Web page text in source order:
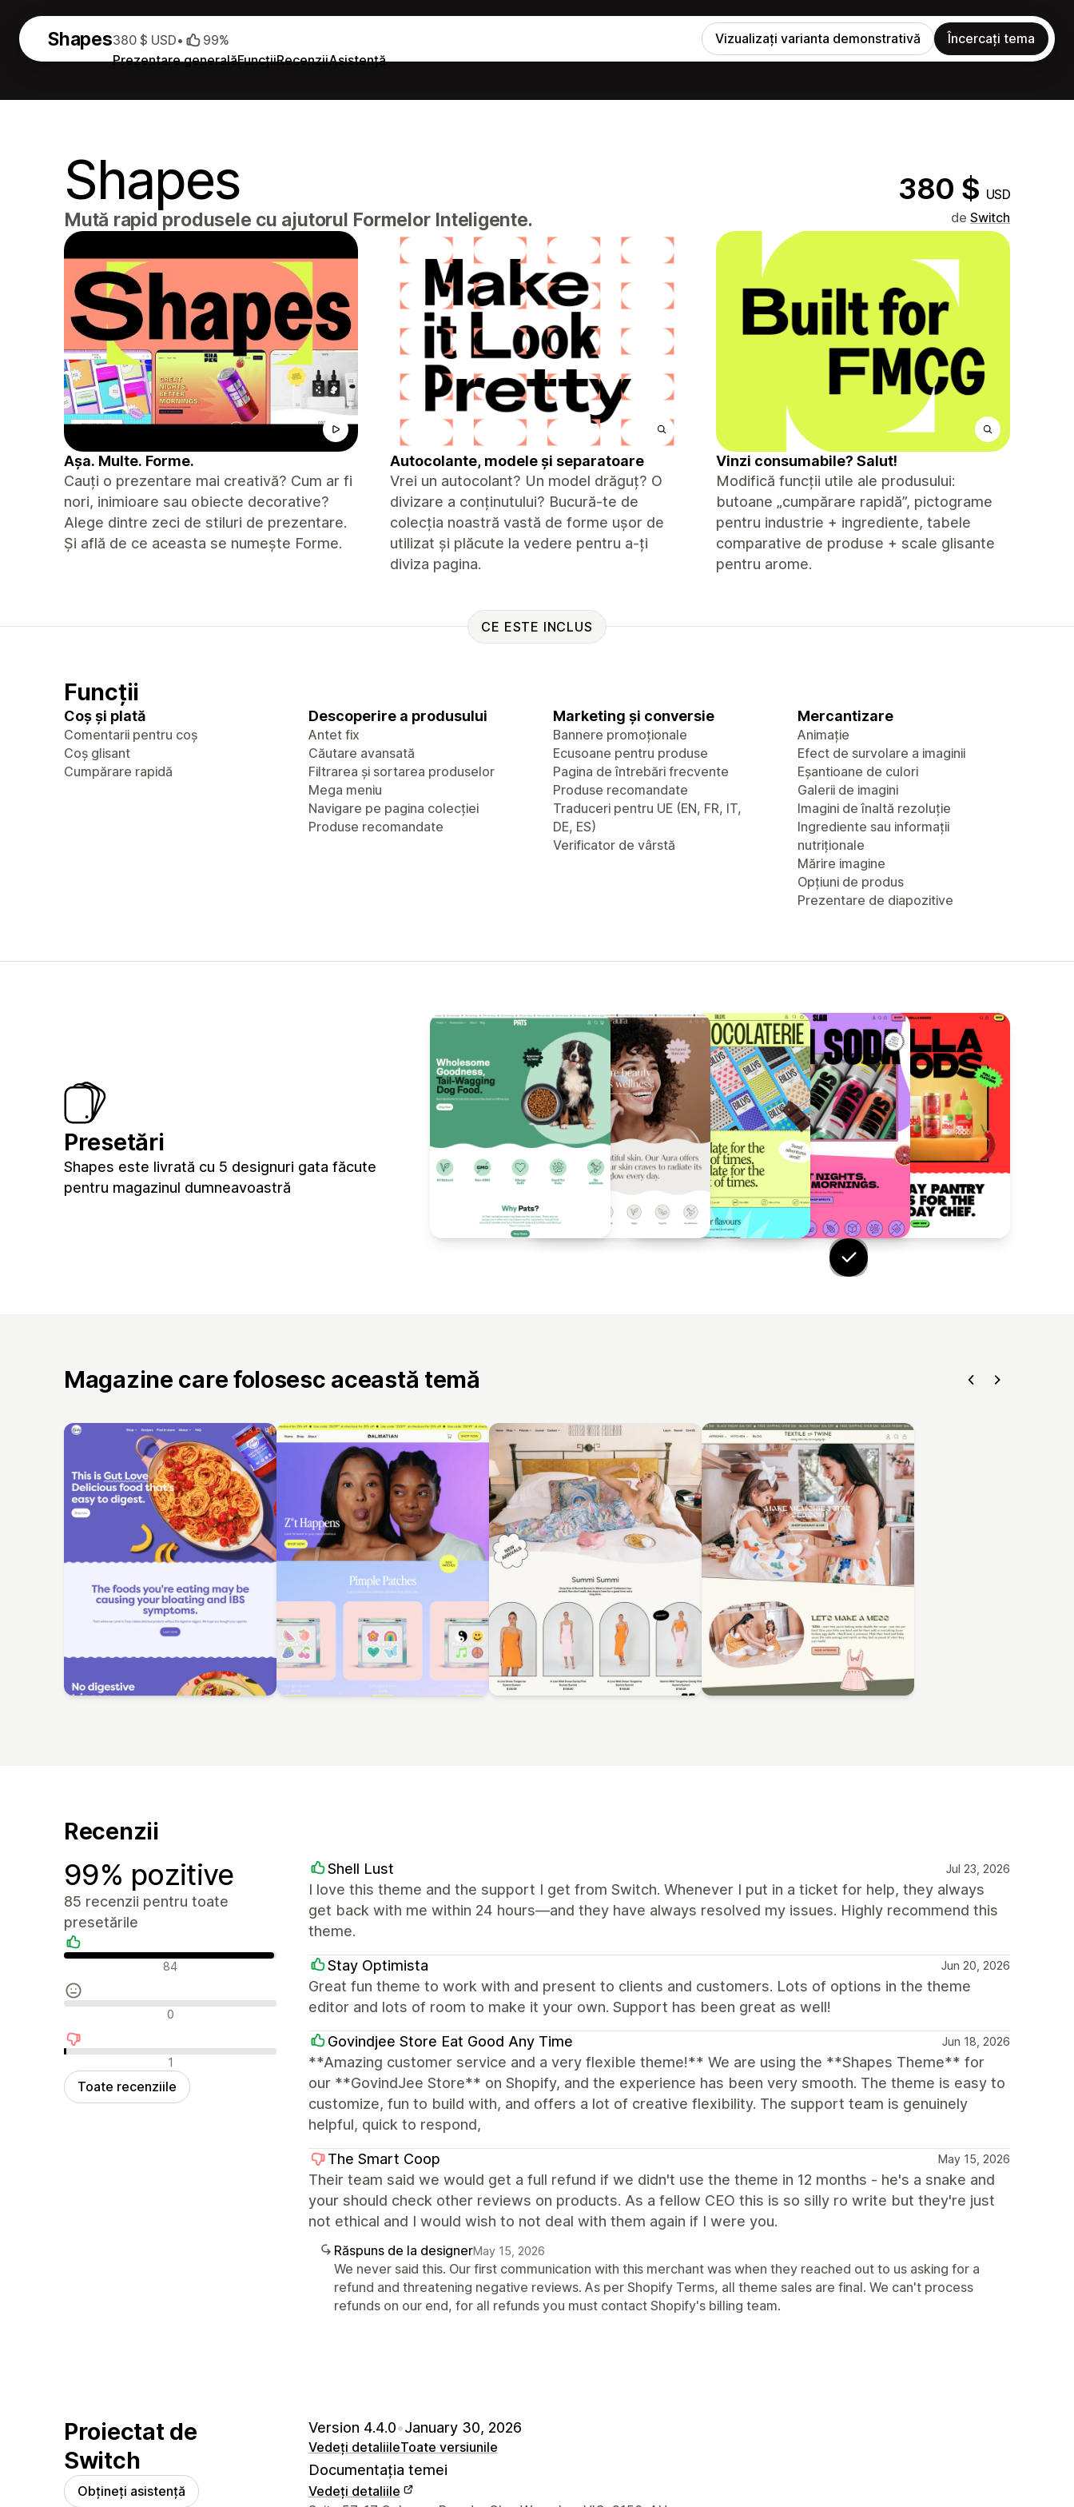
Shapes
Prezentare generalăFuncțiiRecenziiAsistență
380 $ USD• 99% Vizualizați varianta demonstrativă Încercați tema
Shapes 380 $ USD
Mută ​​rapid produsele cu ajutorul Formelor Inteligente. de Switch
Așa. Multe. Forme.
Cauți o prezentare mai creativă? Cum ar fi
nori, inimioare sau obiecte decorative?
Alege dintre zeci de stiluri de prezentare.
Și află de ce aceasta se numește Forme.
Autocolante, modele și separatoare
Vrei un autocolant? Un model drăguț? O
divizare a conținutului? Bucură-te de
colecția noastră vastă de forme ușor de
utilizat și plăcute la vedere pentru a-ți
diviza pagina.
Vinzi consumabile? Salut!
Modifică funcții utile ale produsului:
butoane „cumpărare rapidă”, pictograme
pentru industrie + ingrediente, tabele
comparative de produse + scale glisante
pentru arome.
CE ESTE INCLUS
Funcții
Coș și plată
Comentarii pentru coș
Coș glisant
Cumpărare rapidă
Descoperire a produsului
Antet fix
Căutare avansată
Filtrarea și sortarea produselor
Mega meniu
Navigare pe pagina colecției
Produse recomandate
Marketing și conversie
Bannere promoționale
Ecusoane pentru produse
Pagina de întrebări frecvente
Produse recomandate
Traduceri pentru UE (EN, FR, IT,
DE, ES)
Verificator de vârstă
Mercantizare
Animație
Efect de survolare a imaginii
Eșantioane de culori
Galerii de imagini
Imagini de înaltă rezoluție
Ingrediente sau informații
nutriționale
Mărire imagine
Opțiuni de produs
Prezentare de diapozitive
Presetări
Shapes este livrată cu 5 designuri gata făcute
pentru magazinul dumneavoastră
Magazine care folosesc această temă
Recenzii
99% pozitive
85 recenzii pentru toate
presetările
Recenzii pozitive84
Recenzii neutre 0
Recenzii negative1
Toate recenziile
Shell Lust Jul 23, 2026
I love this theme and the support I get from Switch. Whenever I put in a ticket for help, they always
get back with me within 24 hours—and they have always resolved my issues. Highly recommend this
theme.
Stay Optimista Jun 20, 2026
Great fun theme to work with and present to clients and customers. Lots of options in the theme
editor and lots of room to make it your own. Support has been great as well!
Govindjee Store Eat Good Any Time Jun 18, 2026
**Amazing customer service and a very flexible theme!** We are using the **Shapes Theme** for
our **GovindJee Store** on Shopify, and the experience has been very smooth. The theme is easy to
customize, fun to build with, and offers a lot of creative flexibility. The support team is genuinely
helpful, quick to respond,
The Smart Coop May 15, 2026
Their team said we would get a full refund if we didn't use the theme in 12 months - he's a snake and
your should check other reviews on products. As a fellow CEO this is so silly ro write but they're just
not ethical and I would wish to not deal with them again if I were you.
Răspuns de la designerMay 15, 2026
We never said this. Our first communication with this merchant was when they reached out to us asking for a
refund and threatening negative reviews. As per Shopify Terms, all theme sales are final. We can't process
refunds on our end, for all refunds you must contact Shopify's billing team.
Proiectat de
Switch
Obțineți asistență
Version 4.4.0•January 30, 2026
Vedeți detaliileToate versiunile
Documentația temei
Vedeți detaliile